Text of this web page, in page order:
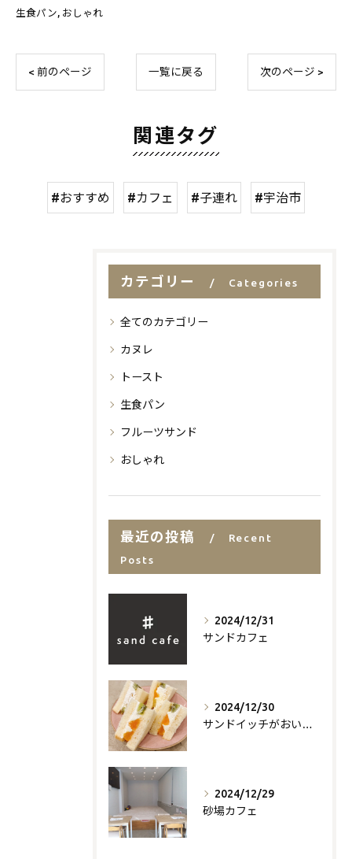
生食パン おしゃれ
< 前のページ 一覧に戻る 次のページ >
関連タグ
#おすすめ #カフェ #子連れ #宇治市
カテゴリー Categories
全てのカテゴリー
カヌレ
トースト
生食パン
フルーツサンド
おしゃれ
最近の投稿
Recent
Posts
2024/12/31
サンドカフェ
2024/12/30
サンドイッチがおいしいお店
2024/12/29
砂場カフェ